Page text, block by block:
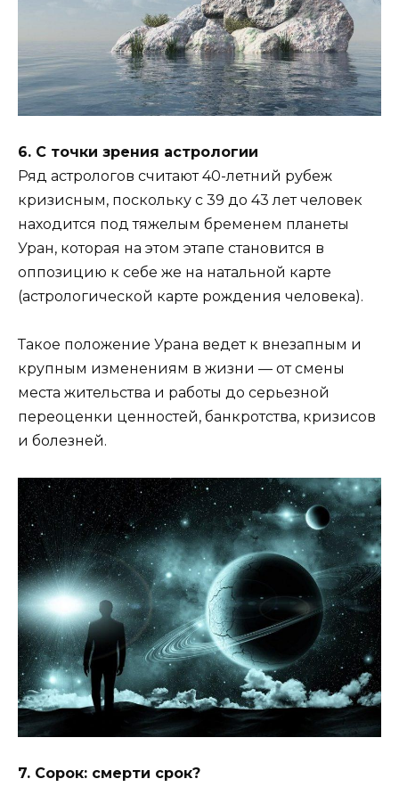
6. С точки зрения астрологии
Ряд астрологов считают 40-летний рубеж
кризисным, поскольку с 39 до 43 лет человек
находится под тяжелым бременем планеты
Уран, которая на этом этапе становится в
оппозицию к себе же на натальной карте
(астрологической карте рождения человека).
Такое положение Урана ведет к внезапным и
крупным изменениям в жизни — от смены
места жительства и работы до серьезной
переоценки ценностей, банкротства, кризисов
и болезней.
7. Сорок: смерти срок?